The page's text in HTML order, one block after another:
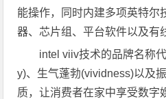
能操作，同时内建多项英特尔
器、芯片组、平台软件以及有
intel viiv技术的品牌名称
y)、生气蓬勃(vividness)以及
质，让消费者在家中享受数字